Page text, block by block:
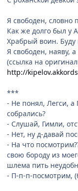
Я свободен, словно
Как же долго был у
Храбрый воин. Буду
Я свободен, наяву,
(ссылка на
http://
***
- Не понял, Легси,
собрались?
- Слушай, Гимли,
- Нет, ну д-давай
- На что
свою бороду из
шлема пить
- П-п-п-посмотрим,